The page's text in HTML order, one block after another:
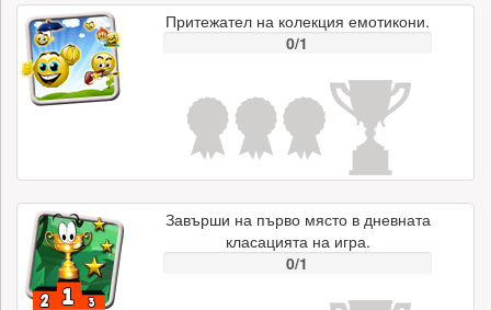
Притежател на колекция емотикони.
0/1
Завърши на първо място в дневната
класацията на игра.
0/1